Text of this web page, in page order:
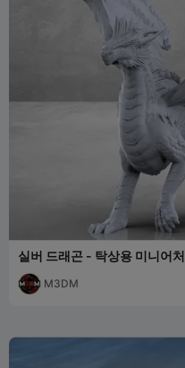
실버 드래곤 - 탁상용 미니어처
M3DM